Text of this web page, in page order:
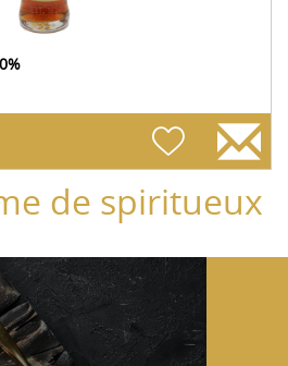
de spiritueux